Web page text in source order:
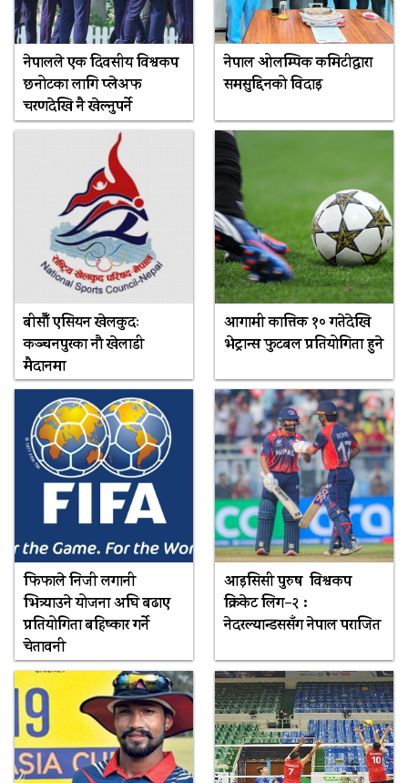
नेपालले एक दिवसीय विश्वकप
छनोटका लागि प्लेअफ
चरणदेखि नै खेल्नुपर्ने
नेपाल ओलम्पिक कमिटीद्वारा
समसुद्दिनको विदाइ
बीसौँ एसियन खेलकुदः
कञ्चनपुरका नौ खेलाडी
मैदानमा
आगामी कात्तिक १० गतेदेखि
भेट्रान्स फुटबल प्रतियोगिता हुने
फिफाले निजी लगानी
भित्र्याउने योजना अघि बढाए
प्रतियोगिता बहिष्कार गर्ने
चेतावनी
आइसिसी पुरुष विश्वकप
क्रिकेट लिग–२ :
नेदरल्यान्डससँग नेपाल पराजित